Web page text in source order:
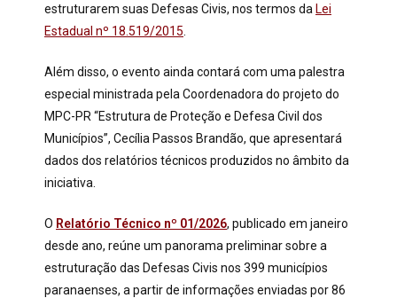
estruturarem suas Defesas Civis, nos termos da Lei
Estadual nº 18.519/2015
Além disso, o evento ainda contará com uma palestra
especial ministrada pela Coordenadora do projeto do
MPC-PR “Estrutura de Proteção e Defesa Civil dos
Municípios”, Cecília Passos Brandão, que apresentará
dados dos relatórios técnicos produzidos no âmbito da
iniciativa.
O Relatório Técnico nº 01/2026, publicado em janeiro
desde ano, reúne um panorama preliminar sobre a
estruturação das Defesas Civis nos 399 municípios
paranaenses, a partir de informações enviadas por 86